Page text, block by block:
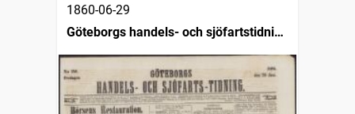
1860-06-29
Göteborgs handels- och sjöfartstidning
(1832)